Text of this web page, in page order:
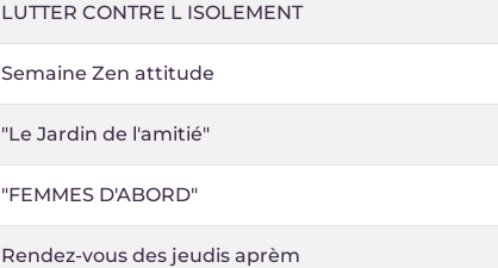
LUTTER CONTRE L ISOLEMENT
Semaine Zen attitude
"Le Jardin de l'amitié"
"FEMMES D'ABORD"
Rendez-vous des jeudis aprèm